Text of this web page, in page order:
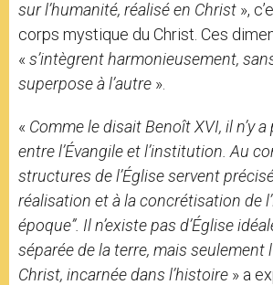
sur l’humanité, réalisé en Christ »,
corps mystique du Christ. Ces
« s’intègrent harmonieusement,
superpose à l’autre ».
« Comme le disait Benoît XVI, il n’y
entre l’Évangile et l’institution. Au
structures de l’Église servent
réalisation et à la concrétisation de
époque”. Il n’existe pas d’Église
séparée de la terre, mais seulement
Christ, incarnée dans l’histoire » a